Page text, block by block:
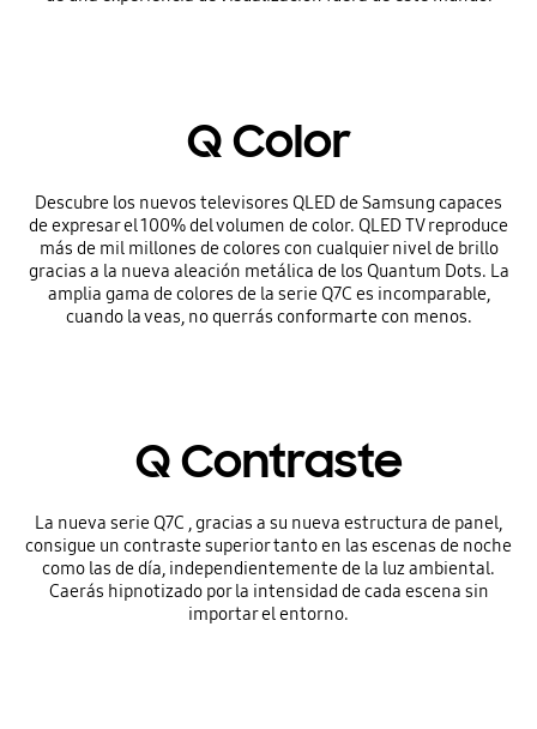
Q Color
Descubre los nuevos televisores QLED de Samsung capaces
de expresar el 100% del volumen de color. QLED TV reproduce
más de mil millones de colores con cualquier nivel de brillo
gracias a la nueva aleación metálica de los Quantum Dots. La
amplia gama de colores de la serie Q7C es incomparable,
cuando la veas, no querrás conformarte con menos.
Q Contraste
La nueva serie Q7C , gracias a su nueva estructura de panel,
consigue un contraste superior tanto en las escenas de noche
como las de día, independientemente de la luz ambiental.
Caerás hipnotizado por la intensidad de cada escena sin
importar el entorno.